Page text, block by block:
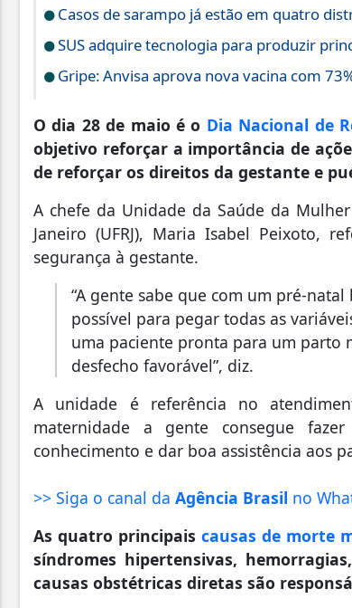
Casos de sarampo já estão em quatro
SUS adquire tecnologia para produzir
Gripe: Anvisa aprova nova vacina com
O dia 28 de maio é o Dia Nacional de
objetivo reforçar a importância de
de reforçar os direitos da gestante e
A chefe da Unidade da Saúde da
Janeiro (UFRJ), Maria Isabel Peixoto,
segurança à gestante.
“A gente sabe que com um pré-
possível para pegar todas as
uma paciente pronta para um parto
desfecho favorável”, diz.
A unidade é referência no
maternidade a gente consegue
conhecimento e dar boa assistência aos
>> Siga o canal da Agência Brasil no
As quatro principaiscausas de morte
síndromes hipertensivas,
causas obstétricas diretas são